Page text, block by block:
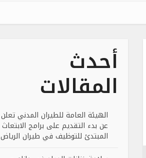
أحدث
المقالات
الهيئة العامة للطيران المدني تعلن
عن بدء التقديم على برامج الابتعاث
المبتدئ للتوظيف في طيران الرياض